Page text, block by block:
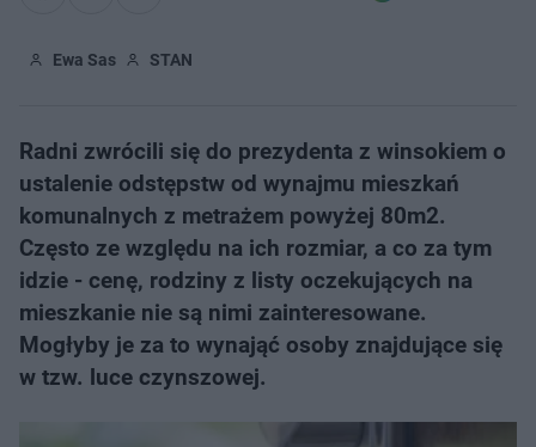
Ewa Sas STAN
Radni zwrócili się do prezydenta z winsokiem o
ustalenie odstępstw od wynajmu mieszkań
komunalnych z metrażem powyżej 80m2.
Często ze względu na ich rozmiar, a co za tym
idzie - cenę, rodziny z listy oczekujących na
mieszkanie nie są nimi zainteresowane.
Mogłyby je za to wynająć osoby znajdujące się
w tzw. luce czynszowej.